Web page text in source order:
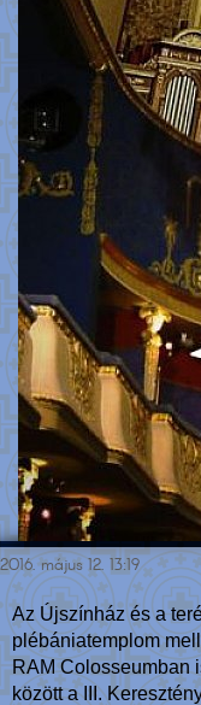
2016. május 12. 13:19
Az Újszínház és a
plébániatemplom
RAM Colosseumban
között a III.